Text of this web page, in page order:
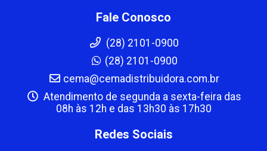
Fale Conosco
(28) 2101-0900
(28) 2101-0900
cema@cemadistribuidora.com.br
Atendimento de segunda a sexta-feira das
08h às 12h e das 13h30 às 17h30
Redes Sociais